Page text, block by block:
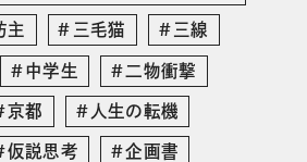
主 三毛猫 三線
中学生 二物衝撃
京都 人生の転機
仮説思考 企画書